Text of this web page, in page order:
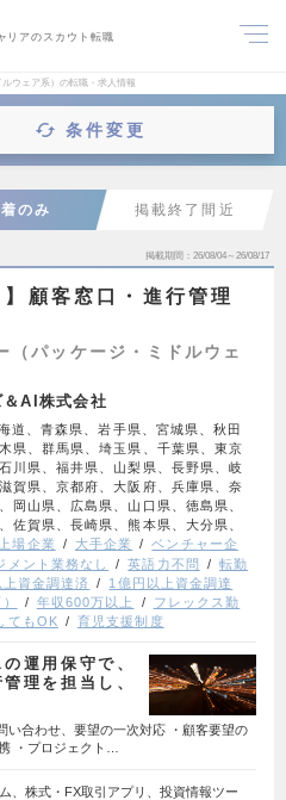
リアのスカウト転職
ウェア系）の転職・求人情報
条件変更
のみ 掲載終了間近
掲載期間 26/08/04～26/08/17
】顧客窓口・進行管理
（パッケージ・ミドルウェ
AI株式会社
道、青森県、岩手県、宮城県、秋田
県、群馬県、埼玉県、千葉県、東京
川県、福井県、山梨県、長野県、岐
賀県、京都府、大阪府、兵庫県、奈
岡山県、広島県、山口県、徳島県、
佐賀県、長崎県、熊本県、大分県、
上場企業 大手企業
ベンチャー企
メント業務なし 英語力不問
転勤
資金調達済
1億円以上資金調達
年収600万以上
フレックス勤
てもOK 育児支援制度
運用保守で、
理を担当し、
い合わせ、要望の一次対応 ・顧客要望の
・プロジェクト…
、株式・FX取引アプリ、投資情報ツー